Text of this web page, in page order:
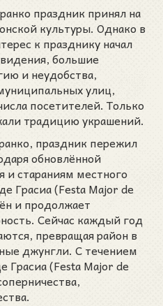
праздник принял на
культуры. Однако в
к празднику начал
большие
и неудобства,
улиц,
посетителей. Только
традицию украшений.
праздник пережил
обновлённой
и стараниям местного
Грасиа (Festa Major de
и продолжает
Сейчас каждый год
превращая район в
джунгли. С течением
Грасиа (Festa Major de